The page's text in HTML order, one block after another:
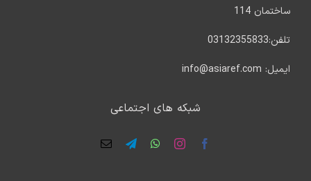
ساختمان 114
تلفن:03132355833
ایمیل: info@asiaref.com
شبکه های اجتماعی